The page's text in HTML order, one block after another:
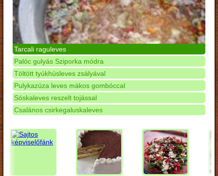
Tarcali raguleves
Palóc gulyás Sziporka módra
Töltött tyúkhúsleves zsályával
Pulykazúza leves mákos gombóccal
Sóskaleves reszelt tojással
Csalános csirkegaluskaleves